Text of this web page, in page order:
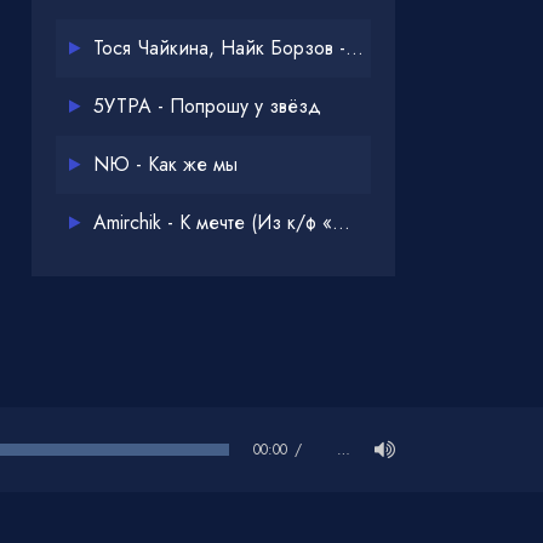
Тося Чайкина, Найк Борзов - Опять
5УТРА - Попрошу у звёзд
NЮ - Как же мы
Amirchik - К мечте (Из к/ф «Одна дома 3»)
00:00 …